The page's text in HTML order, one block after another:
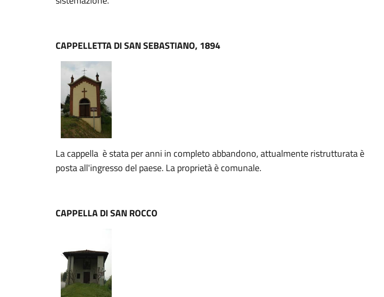
CAPPELLETTA DI SAN SEBASTIANO, 1894
La cappella è stata per anni in completo abbandono, attualmente ristrutturata è
posta all'ingresso del paese. La proprietà è comunale.
CAPPELLA DI SAN ROCCO